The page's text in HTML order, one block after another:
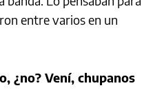
entre varios en un
¿no? Vení, chupanos